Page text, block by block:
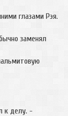
глазами Рэя.
заменял
к делу. -